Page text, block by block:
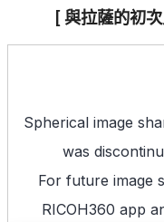
[ 與拉薩的初